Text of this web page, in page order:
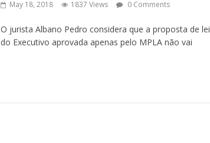
May 18, 2018 1837 Views 0 Comments
O jurista Albano Pedro considera que a proposta de lei
do Executivo aprovada apenas pelo MPLA não vai